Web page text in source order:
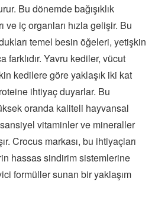
Bu dönemde bağışıklık
ve iç organları hızla gelişir. Bu
temel besin öğeleri, yetişkin
Yavru kediler, vücut
kedilere göre yaklaşık iki kat
ihtiyaç duyarlar. Bu
oranda kaliteli hayvansal
vitaminler ve mineraller
Crocus markası, bu ihtiyaçları
hassas sindirim sistemlerine
formüller sunan bir yaklaşım